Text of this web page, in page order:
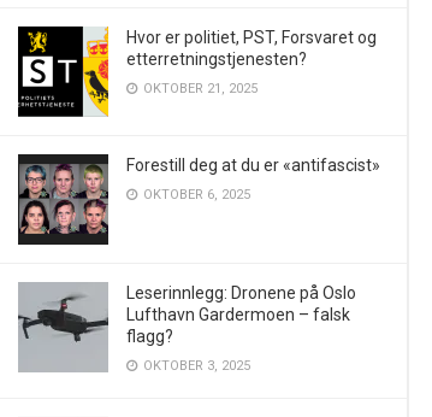
Hvor er politiet, PST, Forsvaret og
etterretningstjenesten?
OKTOBER 21, 2025
Forestill deg at du er «antifascist»
OKTOBER 6, 2025
Leserinnlegg: Dronene på Oslo
Lufthavn Gardermoen – falsk
flagg?
OKTOBER 3, 2025